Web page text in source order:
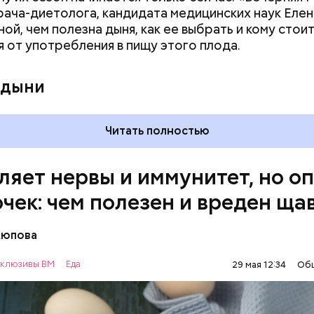
диетолога, кандидата медицинских наук
чем полезна дыня, как ее выбрать и кому стоит
от употребления в пищу этого плода.
Читать полностью
нервы и иммунитет, но
чем полезен и вреден
ВМ Еда 29 мая 12:34
кишечника, язвах и панкреатите продукт
из рациона, — предупредила врач. — Он может
кислотности желудка и раздражать слизистые